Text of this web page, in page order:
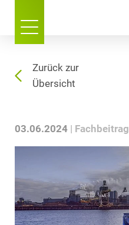
Zurück zur
Übersicht
03.06.2024 Fachbeitrag